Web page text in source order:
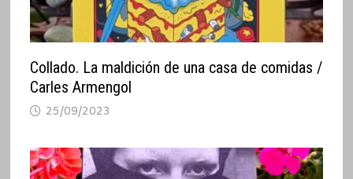
Collado. La maldición de una casa de comidas /
Carles Armengol
25/09/2023